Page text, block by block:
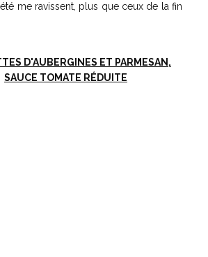
me ravissent, plus que ceux de la fin
D'AUBERGINES ET PARMESAN,
SAUCE TOMATE RÉDUITE